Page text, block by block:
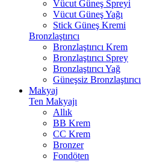
Vücut Güneş Spreyi
Vücut Güneş Yağı
Stick Güneş Kremi
Bronzlaştırıcı
Bronzlaştırıcı Krem
Bronzlaştırıcı Sprey
Bronzlaştırıcı Yağ
Güneşsiz Bronzlaştırıcı
Makyaj
Ten Makyajı
Allık
BB Krem
CC Krem
Bronzer
Fondöten